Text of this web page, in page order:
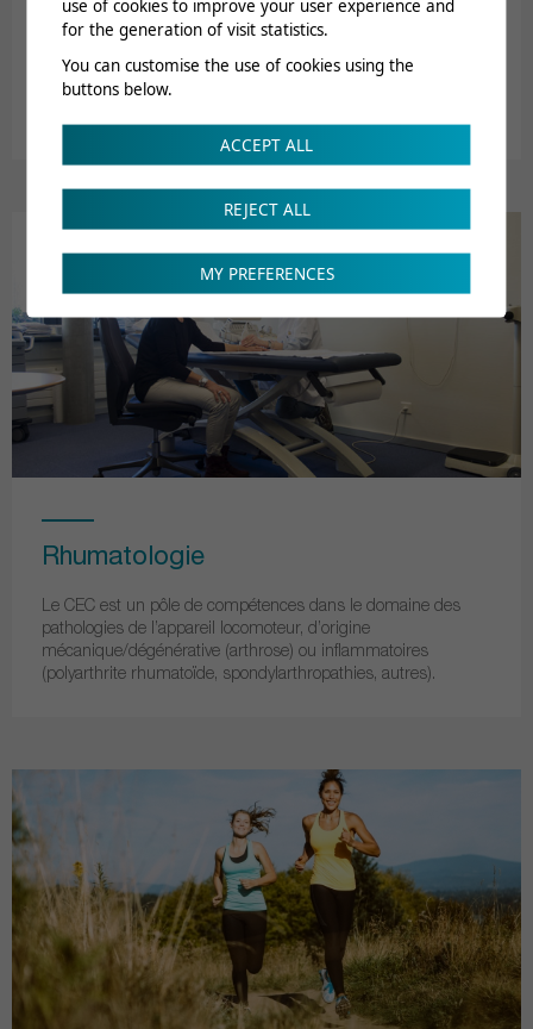
densitometry device for the screening and monitoring of
osteoporosis, equipped with the latest software for image
Rhumatologie
Le CEC est un pôle de compétences dans le domaine des
pathologies de l’appareil locomoteur, d’origine
mécanique/dégénérative (arthrose) ou inflammatoires
(polyarthrite rhumatoïde, spondylarthropathies, autres).
use of cookies to improve your user experience and
for the generation of visit statistics.
You can customise the use of cookies using the
buttons below.
ACCEPT ALL
REJECT ALL
MY PREFERENCES